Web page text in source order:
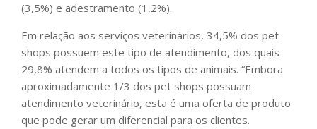
(3,5%) e adestramento (1,2%).
Em relação aos serviços veterinários, 34,5% dos pet
shops possuem este tipo de atendimento, dos quais
29,8% atendem a todos os tipos de animais. “Embora
aproximadamente 1/3 dos pet shops possuam
atendimento veterinário, esta é uma oferta de produto
que pode gerar um diferencial para os clientes.